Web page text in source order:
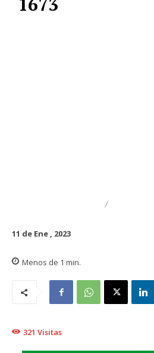
11 de Ene , 2023
Menos de 1 min.
321 Visitas